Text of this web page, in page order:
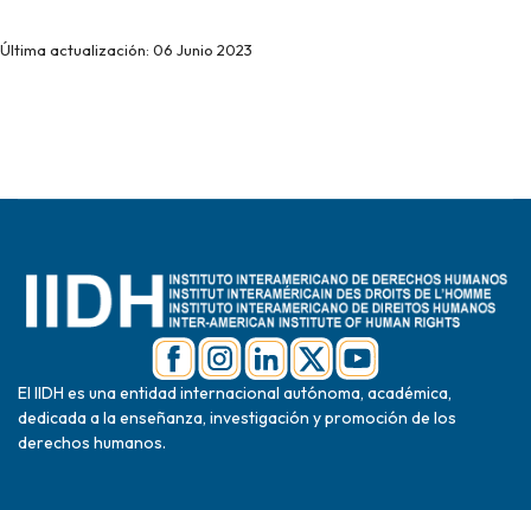
Última actualización: 06 Junio 2023
El IIDH es una entidad internacional autónoma, académica,
dedicada a la enseñanza, investigación y promoción de los
derechos humanos.